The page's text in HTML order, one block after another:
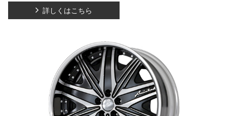
詳しくはこちら